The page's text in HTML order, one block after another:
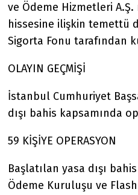
ve Ödeme Hizmetleri
hissesine ilişkin temettü
Sigorta Fonu tarafından
OLAYIN GEÇMİŞİ
İstanbul Cumhuriyet
dışı bahis kapsamında
59 KİŞİYE OPERASYON
Başlatılan yasa dışı
Ödeme Kuruluşu ve